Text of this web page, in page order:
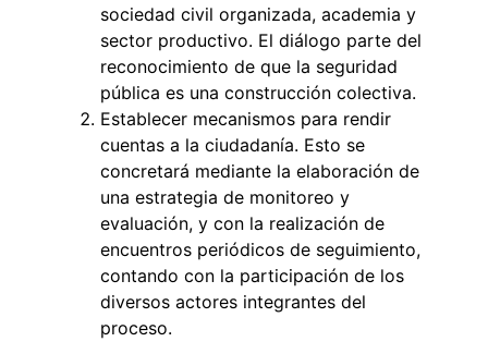
sociedad civil organizada, academia y
sector productivo. El diálogo parte del
reconocimiento de que la seguridad
pública es una construcción colectiva.
Establecer mecanismos para rendir
cuentas a la ciudadanía. Esto se
concretará mediante la elaboración de
una estrategia de monitoreo y
evaluación, y con la realización de
encuentros periódicos de seguimiento,
contando con la participación de los
diversos actores integrantes del
proceso.